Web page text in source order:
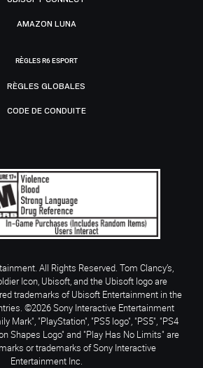
AMAZON LUNA
RÈGLES R6 ESPORT
RÈGLES GLOBALES
CODE DE CONDUITE
All Rights Reserved. Tom Clancy’s,
Icon, Ubisoft, and the Ubisoft logo are
trademarks of Ubisoft Entertainment in the
©2026 Sony Interactive Entertainment
Mark", "PlayStation", "PS5 logo", "PS5", "PS4
Shapes Logo" and "Play Has No Limits" are
or trademarks of Sony Interactive
Entertainment Inc.